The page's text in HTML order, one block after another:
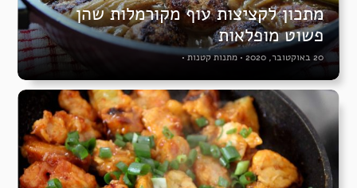
מתכון לקציצות עוף מקורמלות שהן
פשוט מופלאות
20 באוקטובר, 2020 •מתנות קטנות•